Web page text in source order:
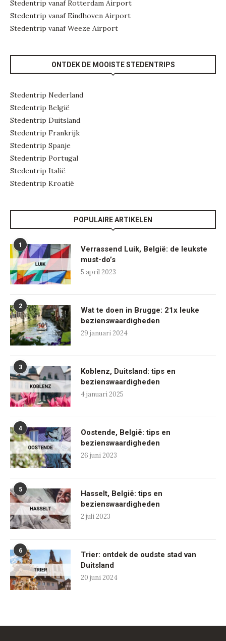
Stedentrip vanaf Rotterdam Airport
Stedentrip vanaf Eindhoven Airport
Stedentrip vanaf Weeze Airport
ONTDEK DE MOOISTE STEDENTRIPS
Stedentrip Nederland
Stedentrip België
Stedentrip Duitsland
Stedentrip Frankrijk
Stedentrip Spanje
Stedentrip Portugal
Stedentrip Italië
Stedentrip Kroatië
POPULAIRE ARTIKELEN
1
Verrassend Luik, België: de leukste
must-do’s
5 april 2023
2
Wat te doen in Brugge: 21x leuke
bezienswaardigheden
29 januari 2024
3
Koblenz, Duitsland: tips en
bezienswaardigheden
4 januari 2025
4
Oostende, België: tips en
bezienswaardigheden
26 juni 2023
5
Hasselt, België: tips en
bezienswaardigheden
2 juli 2023
6
Trier: ontdek de oudste stad van
Duitsland
20 juni 2024